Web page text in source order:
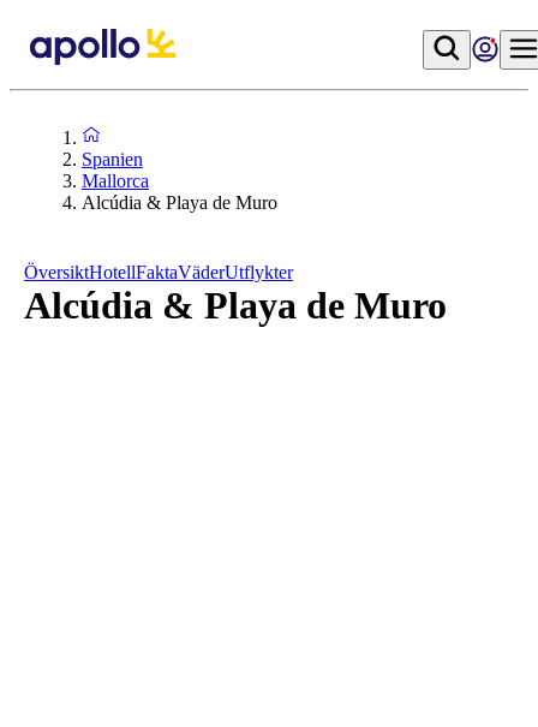
Spanien
Mallorca
Alcúdia & Playa de Muro
ÖversiktHotellFaktaVäderUtflykter
Alcúdia & Playa de Muro